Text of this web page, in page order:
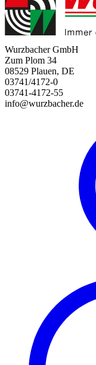
Wurzbacher GmbH
Zum Plom 34
08529 Plauen, DE
03741/4172-0
03741-4172-55
info@wurzbacher.de